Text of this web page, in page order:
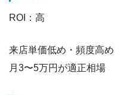
ROI：高
来店単価低め・頻度高め
月3〜5万円が適正相場